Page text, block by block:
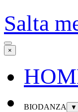
Salta
×
BIODANZA ▼